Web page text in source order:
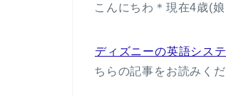
こんにちわ＊現在4歳(
ディズニーの英語シス
ちらの記事をお読みく